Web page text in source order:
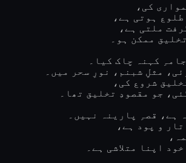
کی،
ہوتی ہے،
ملتی ہے،
ممکن ہو۔
کہنہ چاک کیا۔
مثلِ شبنم، نورِ سحر میں۔
شروع کی،
جو مقصودِ تخلیق تھا۔
ہے، قصہِ پارینہ نہیں۔
و پود ہے،
اپنا متلاشی ہے۔